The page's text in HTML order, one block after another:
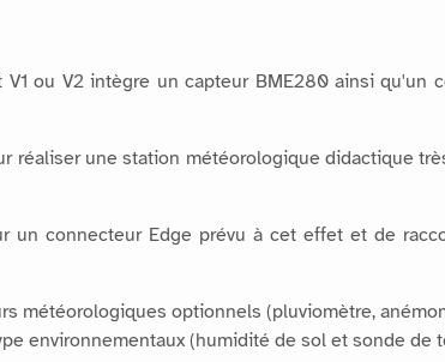
ou V2 intègre un capteur BME280 ainsi qu'un
réaliser une station météorologique didactique
un connecteur Edge prévu à cet effet et de
météorologiques optionnels (pluviomètre,
environnementaux (humidité de sol et sonde de